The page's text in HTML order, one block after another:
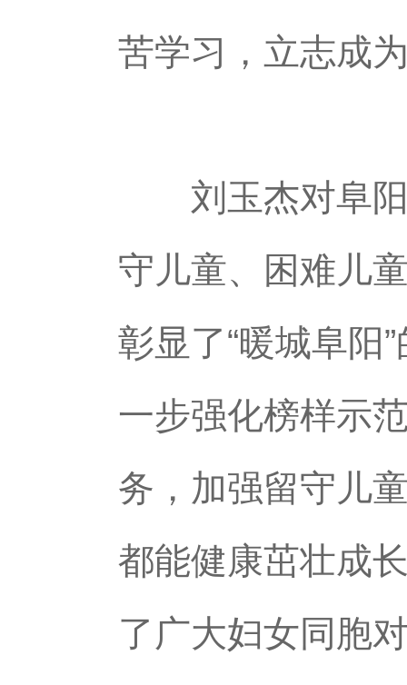
苦学习，立志成
刘玉杰对阜阳
守儿童、困难儿
彰显了“暖城阜阳
一步强化榜样示
务，加强留守儿
都能健康茁壮成
了广大妇女同胞